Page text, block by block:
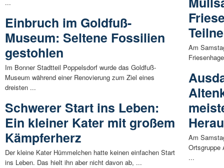
...
Einbruch im Goldfuß-
Museum: Seltene Fossilien
gestohlen
Im Bonner Stadtteil Poppelsdorf wurde das Goldfuß-
Museum während einer Renovierung zum Ziel eines
dreisten ...
Schwerer Start ins Leben:
Ein kleiner Kater mit großem
Kämpferherz
Der kleine Kater Hümmelchen hatte keinen einfachen Start
ins Leben. Das hielt ihn aber nicht davon ab, ...
Am
Am
Ortsgruppe
...